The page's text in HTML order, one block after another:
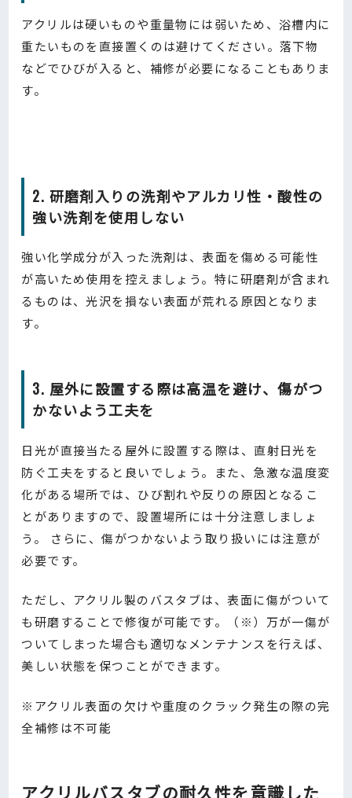
アクリルは硬いものや重量物には弱いため、浴槽内に
重たいものを直接置くのは避けてください。落下物
などでひびが入ると、補修が必要になることもありま
す。
2. 研磨剤入りの洗剤やアルカリ性・酸性の
強い洗剤を使用しない
強い化学成分が入った洗剤は、表面を傷める可能性
が高いため使用を控えましょう。特に研磨剤が含まれ
るものは、光沢を損ない表面が荒れる原因となりま
す。
3. 屋外に設置する際は高温を避け、傷がつ
かないよう工夫を
日光が直接当たる屋外に設置する際は、直射日光を
防ぐ工夫をすると良いでしょう。また、急激な温度変
化がある場所では、ひび割れや反りの原因となるこ
とがありますので、設置場所には十分注意しましょ
う。 さらに、傷がつかないよう取り扱いには注意が
必要です。
ただし、アクリル製のバスタブは、表面に傷がついて
も研磨することで修復が可能です。（※）万が一傷が
ついてしまった場合も適切なメンテナンスを行えば、
美しい状態を保つことができます。
※アクリル表面の欠けや重度のクラック発生の際の完
全補修は不可能
アクリルバスタブの耐久性を意識した